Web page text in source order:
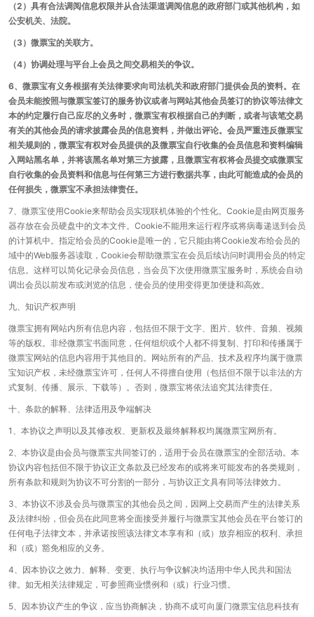
（2）具有合法调阅信息权限并从合法渠道调阅信息的政府部门或其他机构，如
公安机关、法院。
（3）微票宝的关联方。
（4）协调处理与平台上会员之间交易相关的争议。
6、微票宝有义务根据有关法律要求向司法机关和政府部门提供会员的资料。在
会员未能按照与微票宝签订的服务协议或者与网站其他会员签订的协议等法律文
本的约定履行自己应尽的义务时，微票宝有权根据自己的判断，或者与该笔交易
有关的其他会员的请求披露会员的信息资料，并做出评论。会员严重违反微票宝
相关规则的，微票宝有权对会员提供的及微票宝自行收集的会员信息和资料编辑
入网站黑名单，并将该黑名单对第三方披露，且微票宝有权将会员提交或微票宝
自行收集的会员资料和信息与任何第三方进行数据共享，由此可能造成的会员的
任何损失，微票宝不承担法律责任。
7、微票宝使用Cookie来帮助会员实现联机体验的个性化。Cookie是由网页服务
器存放在会员硬盘中的文本文件。Cookie不能用来运行程序或将病毒递送到会员
的计算机中。指定给会员的Cookie是唯一的，它只能由将Cookie发布给会员的
域中的Web服务器读取，Cookie会帮助微票宝在会员后续访问时调用会员的特定
信息。这样可以简化记录会员信息，当会员下次使用微票宝服务时，系统会自动
调出会员以前发布或浏览的信息，使会员的使用变得更加便捷和高效。
九、知识产权声明
微票宝拥有网站内所有信息内容，包括但不限于文字、图片、软件、音频、视频
等的版权。非经微票宝书面同意，任何组织或个人都不得复制、打印和传播属于
微票宝网站的信息内容用于其他目的。网站所有的产品、技术及程序均属于微票
宝知识产权，未经微票宝许可，任何人不得擅自使用（包括但不限于以非法的方
式复制、传播、展示、下载等）。否则，微票宝将依法追究其法律责任。
十、条款的解释、法律适用及争端解决
1、本协议之声明以及其修改权、更新权及最终解释权均属微票宝网所有。
2、本协议是由会员与微票宝共同签订的，适用于会员在微票宝的全部活动。本
协议内容包括但不限于协议正文条款及已经发布的或将来可能发布的各类规则，
所有条款和规则为协议不可分割的一部分，与协议正文具有同等法律效力。
3、本协议不涉及会员与微票宝的其他会员之间，因网上交易而产生的法律关系
及法律纠纷，但会员在此同意将全面接受并履行与微票宝其他会员在平台签订的
任何电子法律文本，并承诺按照该法律文本享有和（或）放弃相应的权利、承担
和（或）豁免相应的义务。
4、因本协议之效力、解释、变更、执行与争议解决均适用中华人民共和国法
律。如无相关法律规定，可参照商业惯例和（或）行业习惯。
5、因本协议产生的争议，应当协商解决，协商不成可向厦门微票宝信息科技有